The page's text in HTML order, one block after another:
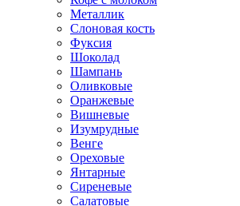
Металлик
Слоновая кость
Фуксия
Шоколад
Шампань
Оливковые
Оранжевые
Вишневые
Изумрудные
Венге
Ореховые
Янтарные
Сиреневые
Салатовые